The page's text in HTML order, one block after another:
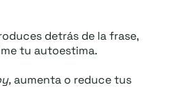
detrás de la frase,
tu autoestima.
aumenta o reduce tus